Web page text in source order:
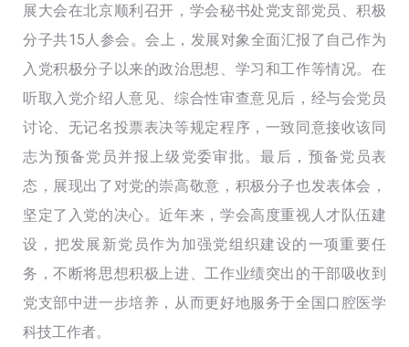
展大会在北京顺利召开，学会秘书处党支部党员、积极
分子共15人参会。会上，发展对象全面汇报了自己作为
入党积极分子以来的政治思想、学习和工作等情况。在
听取入党介绍人意见、综合性审查意见后，经与会党员
讨论、无记名投票表决等规定程序，一致同意接收该同
志为预备党员并报上级党委审批。最后，预备党员表
态，展现出了对党的崇高敬意，积极分子也发表体会，
坚定了入党的决心。近年来，学会高度重视人才队伍建
设，把发展新党员作为加强党组织建设的一项重要任
务，不断将思想积极上进、工作业绩突出的干部吸收到
党支部中进一步培养，从而更好地服务于全国口腔医学
科技工作者。